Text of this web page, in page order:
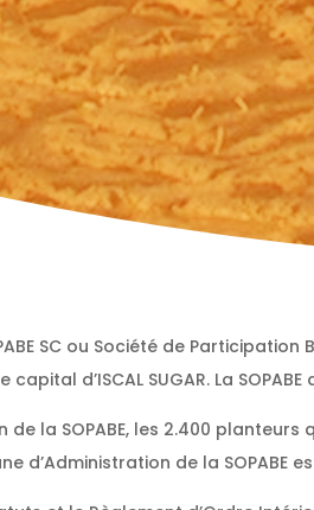
SC ou Société de
capital d’ISCAL SUGAR. La
de la SOPABE, les 2.400
d’Administration de la